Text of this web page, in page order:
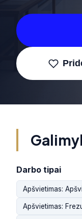
Darbo tipai
Apšvietimas:
Apšvietimas: